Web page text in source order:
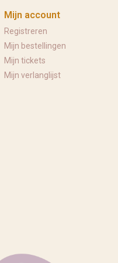
Mijn account
Registreren
Mijn bestellingen
Mijn tickets
Mijn verlanglijst